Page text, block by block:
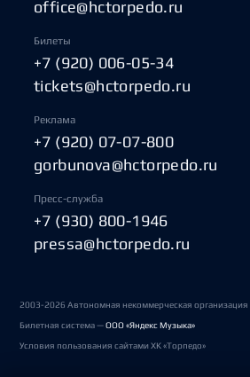
office@hctorpedo.ru
Билеты
+7 (920) 006-05-34
tickets@hctorpedo.ru
Реклама
+7 (920) 07-07-800
gorbunova@hctorpedo.ru
Пресс-служба
+7 (930) 800-1946
pressa@hctorpedo.ru
2003-2026 Автономная некоммерческая организация
Билетная система —ООО «Яндекс Музыка»
Условия пользования сайтами ХК «Торпедо»